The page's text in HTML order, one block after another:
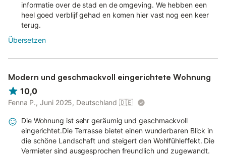
informatie over de stad en de omgeving. We hebben een
heel goed verblijf gehad en komen hier vast nog een keer
terug.
Übersetzen
Modern und geschmackvoll eingerichtete Wohnung
10,0
Fenna P., Juni 2025, Deutschland 🇩🇪
Die Wohnung ist sehr geräumig und geschmackvoll
eingerichtet.Die Terrasse bietet einen wunderbaren Blick in
die schöne Landschaft und steigert den Wohlfühleffekt. Die
Vermieter sind ausgesprochen freundlich und zugewandt.